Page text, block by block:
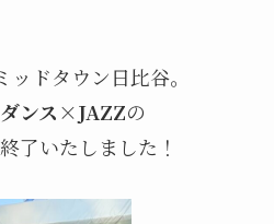
ドタウン日比谷。
ンス×JAZZの
了いたしました！